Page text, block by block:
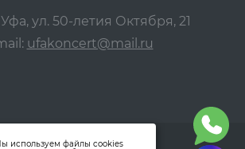
ул. 50-летия Октября, 21
ufakoncert@mail.ru
используем файлы cookies